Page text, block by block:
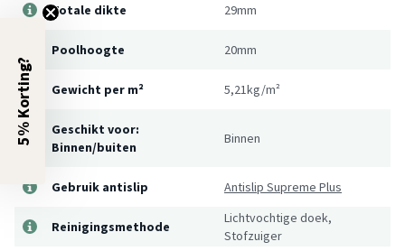
Totale dikte 29mm
Poolhoogte 20mm
Gewicht per m² 5,21kg/m²
Geschikt voor:
Binnen/buiten
Binnen
Gebruik antislip Antislip Supreme Plus
Reinigingsmethode
Lichtvochtige doek,
Stofzuiger
5% Korting?